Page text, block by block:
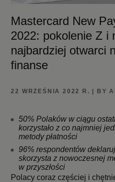
Mastercard New
2022: pokolenie Z i
najbardziej otwarci
finanse
22 WRZEŚNIA 2022 R. | BY
50% Polaków w ciągu
korzystało z co najmniej
metody płatności
96% respondentów
skorzysta z nowoczesnej
w przyszłości
Polacy coraz częściej i